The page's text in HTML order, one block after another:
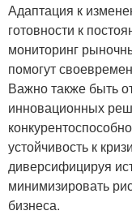
Адаптация к
готовности к
мониторинг
помогут
Важно также быть
инновационных
устойчивость к
диверсифицируя
минимизировать
бизнеса.